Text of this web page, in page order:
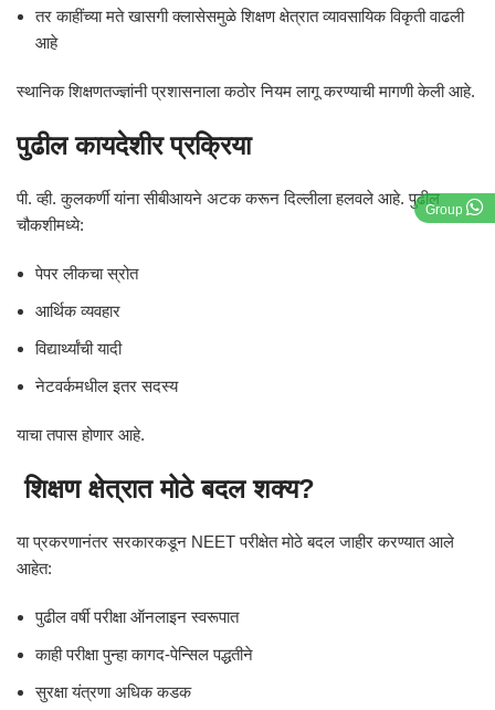
Group
तर काहींच्या मते खासगी क्लासेसमुळे शिक्षण क्षेत्रात व्यावसायिक विकृती वाढली
आहे
स्थानिक शिक्षणतज्ज्ञांनी प्रशासनाला कठोर नियम लागू करण्याची मागणी केली आहे.
पुढील कायदेशीर प्रक्रिया
पी. व्ही. कुलकर्णी यांना सीबीआयने अटक करून दिल्लीला हलवले आहे. पुढील
चौकशीमध्ये:
पेपर लीकचा स्रोत
आर्थिक व्यवहार
विद्यार्थ्यांची यादी
नेटवर्कमधील इतर सदस्य
याचा तपास होणार आहे.
शिक्षण क्षेत्रात मोठे बदल शक्य?
या प्रकरणानंतर सरकारकडून NEET परीक्षेत मोठे बदल जाहीर करण्यात आले
आहेत:
पुढील वर्षी परीक्षा ऑनलाइन स्वरूपात
काही परीक्षा पुन्हा कागद-पेन्सिल पद्धतीने
सुरक्षा यंत्रणा अधिक कडक